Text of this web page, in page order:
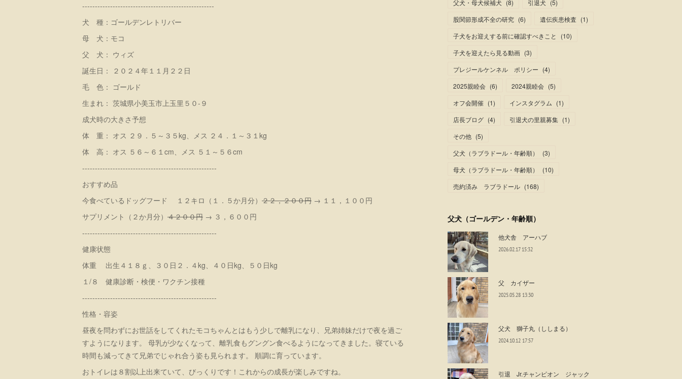
----------------------------------------------------
犬 種：ゴールデンレトリバー
母 犬：モコ
父 犬： ウィズ
誕生日： ２０２４年１１月２２日
毛 色： ゴールド
生まれ： 茨城県小美玉市上玉里５０-９
成犬時の大きさ予想
体 重： オス ２９．５～３５kg、メス ２４．１～３１kg
体 高： オス ５６～６１cm、メス ５１～５６cm
-----------------------------------------------------
おすすめ品
今食べているドッグフード １２キロ（１．５か月分） ２２，２００円 → １１，１００円
サプリメント（２か月分） ４２００円 → ３，６００円
-----------------------------------------------------
健康状態
体重 出生４１８ｇ、３０日２．４kg、４０日kg、５０日kg
１/８ 健康診断・検便・ワクチン接種
-----------------------------------------------------
性格・容姿
昼夜を問わずにお世話をしてくれたモコちゃんとはもう少しで離乳になり、兄弟姉妹だけで夜を過ご
すようになります。 母乳が少なくなって、離乳食もグングン食べるようになってきました。寝ている
時間も減ってきて兄弟でじゃれ合う姿も見られます。 順調に育っています。
おトイレは８割以上出来ていて、びっくりです！これからの成長が楽しみですね。
父犬・母犬候補犬 (8) 引退犬 (5)
股関節形成不全の研究 (6) 遺伝疾患検査 (1)
子犬をお迎えする前に確認すべきこと
(10)
子犬を迎えたら見る動画 (3)
プレジールケンネル ポリシー (4)
2025親睦会 (6) 2024親睦会 (5)
オフ会開催 (1) インスタグラム (1)
店長ブログ (4) 引退犬の里親募集 (1)
その他 (5)
父犬（ラブラドール・年齢順）
(3)
母犬（ラブラドール・年齢順）
(10)
売約済み ラブラドール (168)
父犬（ゴールデン・年齢順）
他犬舎 アーハブ
2026.02.17 15:32
父 カイザー
2025.05.28 13:30
父犬 獅子丸（ししまる）
2024.10.12 17:57
引退 Jr.チャンピオン ジャック